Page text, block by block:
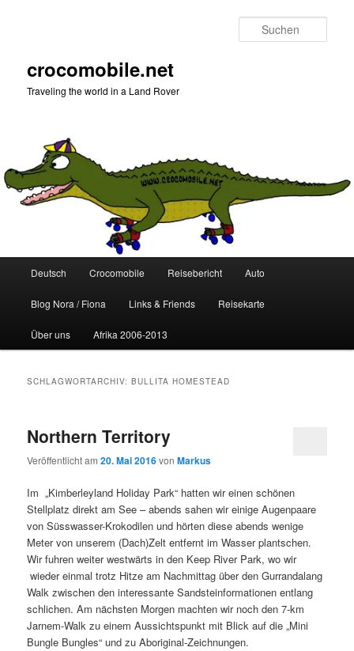
crocomobile.net
Traveling the world in a Land Rover
Deutsch Crocomobile Reisebericht Auto
Blog Nora / Fiona Links & Friends Reisekarte
Über uns Afrika 2006-2013
SCHLAGWORTARCHIV:BULLITA HOMESTEAD
Northern Territory
Veröffentlicht am20. Mai 2016vonMarkus
Im „Kimberleyland Holiday Park“ hatten wir einen schönen
Stellplatz direkt am See – abends sahen wir einige Augenpaare
von Süsswasser-Krokodilen und hörten diese abends wenige
Meter von unserem (Dach)Zelt entfernt im Wasser plantschen.
Wir fuhren weiter westwärts in den Keep River Park, wo wir
wieder einmal trotz Hitze am Nachmittag über den Gurrandalang
Walk zwischen den interessante Sandsteinformationen entlang
schlichen. Am nächsten Morgen machten wir noch den 7-km
Jarnem-Walk zu einem Aussichtspunkt mit Blick auf die „Mini
Bungle Bungles“ und zu Aboriginal-Zeichnungen.